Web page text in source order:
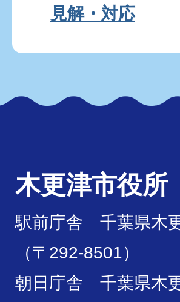
見解・対応
木更津市役所
駅前庁舎 千葉県木
（〒292-8501）
朝日庁舎 千葉県木